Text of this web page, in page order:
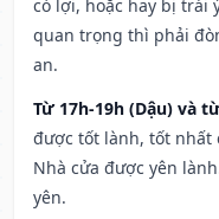
có lợi, hoặc hay bị trái
quan trọng thì phải
an.
Từ 17h-19h (Dậu) và
được tốt lành, tốt nhất
Nhà cửa được yên
yên.